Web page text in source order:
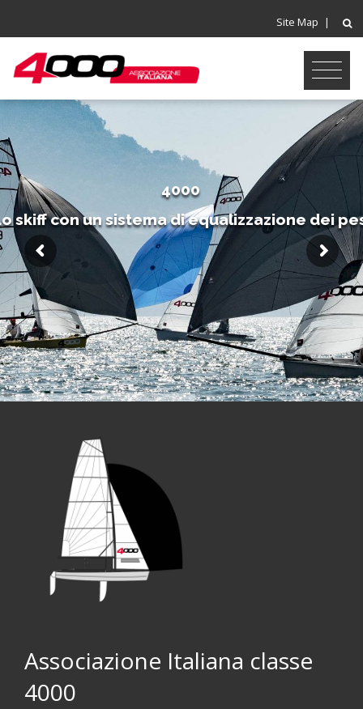
Site Map |
4000
skiff con un sistema di equalizzazione dei
Associazione Italiana classe
4000